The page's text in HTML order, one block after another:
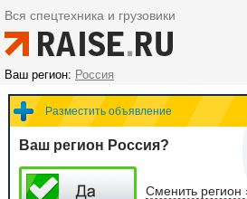
Вся спецтехника и грузовики
Ваш регион: Россия
Разместить объявление
Ваш регион Россия?
Сменить регион